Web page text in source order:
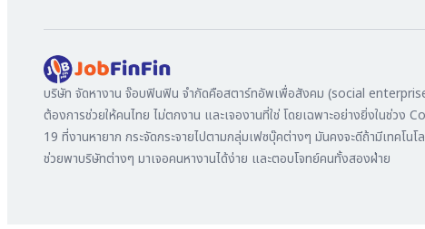
บริษัท จัดหางาน จ๊อบฟินฟิน จำกัดคือสตาร์ทอัพเพื่อสังคม (social
ต้องการช่วยให้คนไทย ไม่ตกงาน และเจองานที่ใช่ โดยเฉพาะอย่างยิ่งในช่วง
19 ที่งานหายาก กระจัดกระจายไปตามกลุ่มเฟซบุ๊คต่างๆ มันคงจะดีถ้ามีเทคโนโ
ช่วยพาบริษัทต่างๆ มาเจอคนหางานได้ง่าย และตอบโจทย์คนทั้งสองฝ่าย